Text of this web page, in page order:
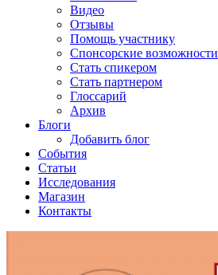
Видео
Отзывы
Помощь участнику
Спонсорские возможности
Стать спикером
Стать партнером
Глоссарий
Архив
Блоги
Добавить блог
События
Статьи
Исследования
Магазин
Контакты